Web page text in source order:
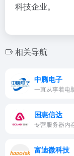
科技企业。
相关导航
中腾电子
国惠信达
富迪微科技